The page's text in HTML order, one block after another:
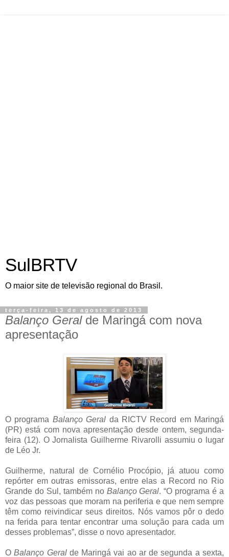
SulBRTV
O maior site de televisão regional do Brasil.
terça-feira, 13 de agosto de 2013
Balanço Geralde Maringá com nova
apresentação
O programa Balanço Geral da RICTV Record em Maringá
(PR) está com nova apresentação desde ontem, segunda-
feira (12). O Jornalista Guilherme Rivarolli assumiu o lugar
de Léo Jr.
Guilherme, natural de Cornélio Procópio, já atuou como
repórter em outras emissoras, entre elas a Record no Rio
Grande do Sul, também no Balanço Geral. “O programa é a
voz das pessoas que moram na periferia e que nem sempre
têm como reivindicar seus direitos. Nós vamos pôr o dedo
na ferida para tentar encontrar uma solução para cada um
desses problemas”, disse o novo apresentador.
OBalanço Geral de Maringá vai ao ar de segunda a sexta,